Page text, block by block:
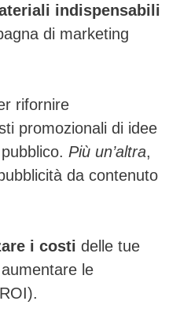
indispensabili
di marketing
rifornire
promozionali di idee
Più un’altra,
da contenuto
i costi delle tue
le